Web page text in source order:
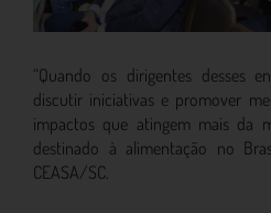
“Quando os dirigentes desses
discutir iniciativas e promover
impactos que atingem mais da
destinado à alimentação no
CEASA/SC.